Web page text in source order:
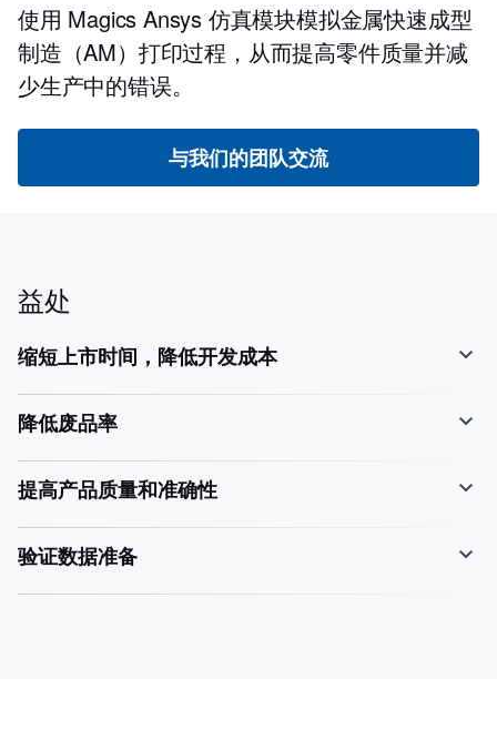
使用 Magics Ansys 仿真模块模拟金属快速成型
制造（AM）打印过程，从而提高零件质量并减
少生产中的错误。
与我们的团队交流
益处
缩短上市时间，降低开发成本
降低废品率
提高产品质量和准确性
验证数据准备